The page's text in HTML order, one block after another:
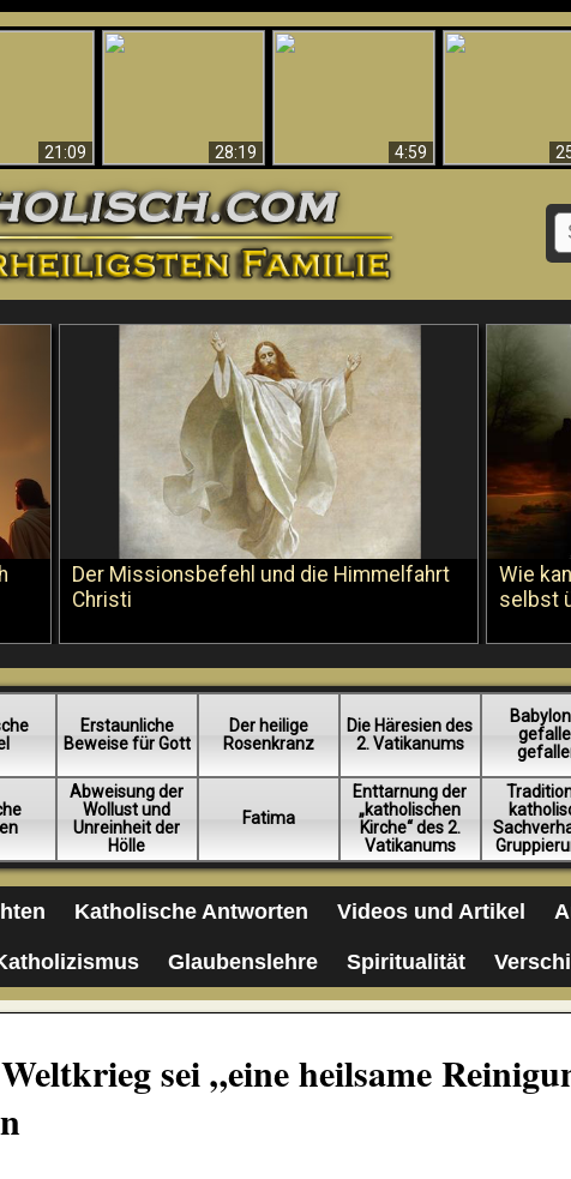
21:09 28:19
4:59
Der Missionsbefehl und die Himmelfahrt
Christi
Wie
selbst
Erstaunliche
Beweise für Gott
Der heilige
Rosenkranz
Die Häresien des
2. Vatikanums
Abweisung der
Wollust und
Unreinheit der
Hölle
Fatima
Enttarnung der
„katholischen
Kirche“ des 2.
Vatikanums
Katholische Antworten Videos und Artikel
Glaubenslehre Spiritualität
sei „eine heilsame